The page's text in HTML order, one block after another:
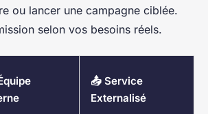
ou lancer une campagne ciblée.
selon vos besoins réels.
📤 Service
Externalisé